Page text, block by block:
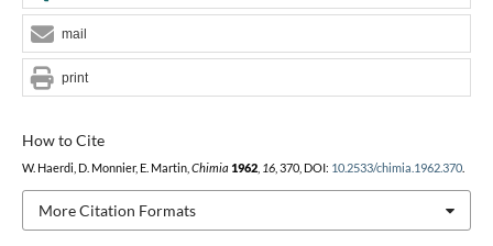
How to Cite
W. Haerdi, D. Monnier, E. Martin, Chimia 1962, 16, 370, DOI: 10.2533/chimia.1962.370.
More Citation Formats
mail
print